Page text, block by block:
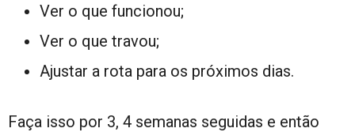
Ver o que funcionou;
Ver o que travou;
Ajustar a rota para os próximos dias.
Faça isso por 3, 4 semanas seguidas e então